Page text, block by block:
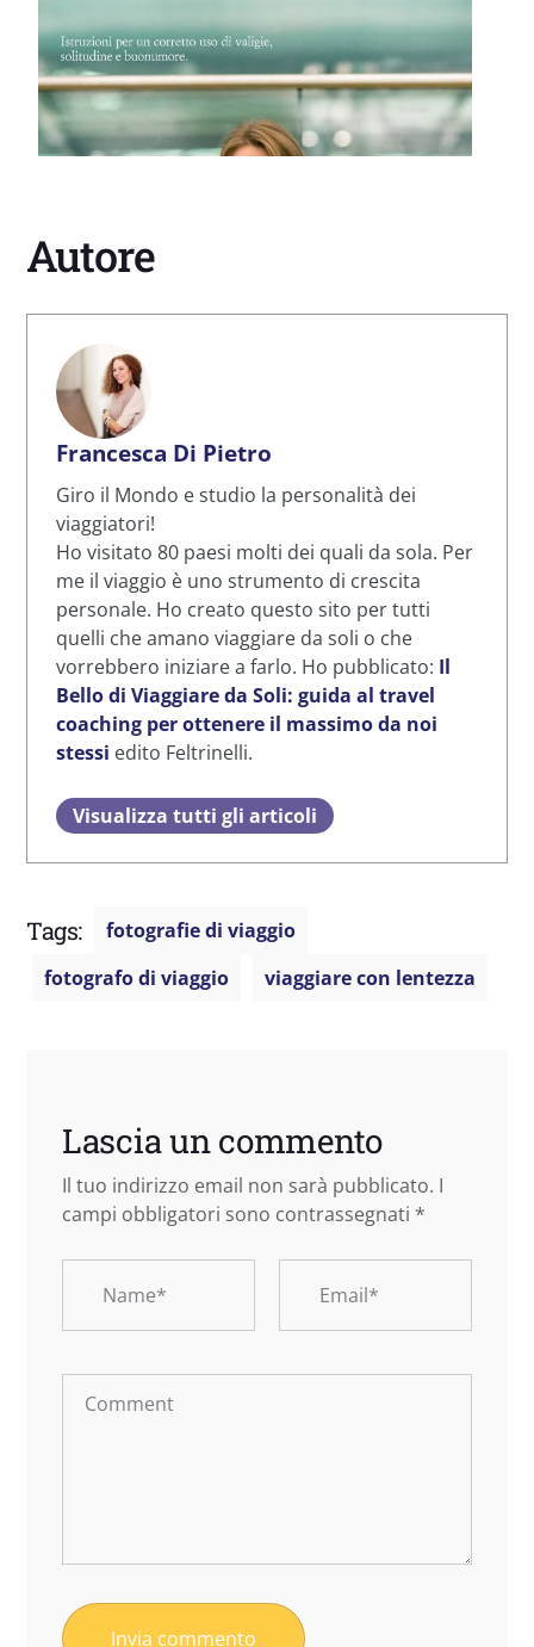
Autore
Francesca Di Pietro
Giro il Mondo e studio la personalità dei
viaggiatori!
Ho visitato 80 paesi molti dei quali da sola. Per
me il viaggio è uno strumento di crescita
personale. Ho creato questo sito per tutti
quelli che amano viaggiare da soli o che
vorrebbero iniziare a farlo. Ho pubblicato: Il
Bello di Viaggiare da Soli: guida al travel
coaching per ottenere il massimo da noi
stessi edito Feltrinelli.
Visualizza tutti gli articoli
Tags:
fotografie di viaggio
fotografo di viaggio
viaggiare con lentezza
Lascia un commento
Il tuo indirizzo email non sarà pubblicato. I
campi obbligatori sono contrassegnati *